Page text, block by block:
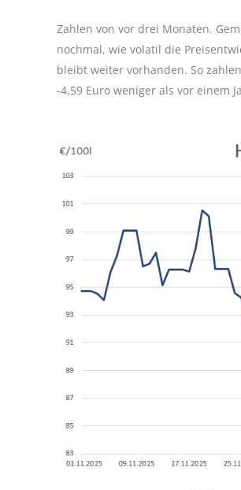
Zahlen von vor drei Monaten.
nochmal, wie volatil die
bleibt weiter vorhanden. So
-4,59 Euro weniger als vor einem